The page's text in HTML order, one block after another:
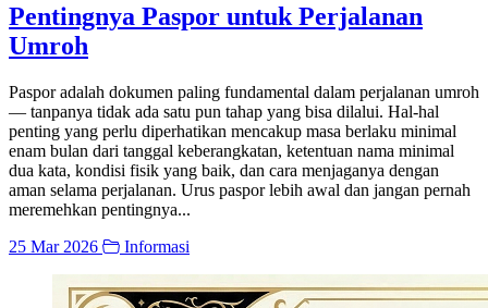
Pentingnya Paspor untuk Perjalanan
Umroh
Paspor adalah dokumen paling fundamental dalam perjalanan umroh
— tanpanya tidak ada satu pun tahap yang bisa dilalui. Hal-hal
penting yang perlu diperhatikan mencakup masa berlaku minimal
enam bulan dari tanggal keberangkatan, ketentuan nama minimal
dua kata, kondisi fisik yang baik, dan cara menjaganya dengan
aman selama perjalanan. Urus paspor lebih awal dan jangan pernah
meremehkan pentingnya...
25 Mar 2026
Informasi